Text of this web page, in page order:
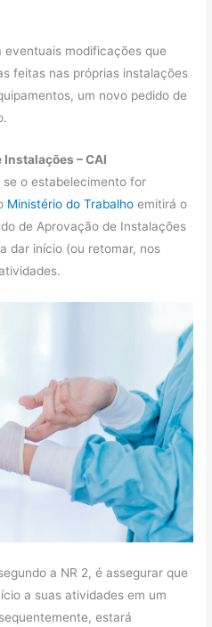
eventuais modificações que
feitas nas próprias instalações
um novo pedido de
– CAI
o estabelecimento for
Ministério do Trabalho emitirá o
de Aprovação de Instalações
dar início (ou retomar, nos
a NR 2, é assegurar que
a suas atividades em um
estará